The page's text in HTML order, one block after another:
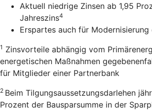
Aktuell niedrige Zinsen ab 1,95
Jahreszins4
Erspartes auch für Modernisierung
1 Zinsvorteile abhängig vom
energetischen Maßnahmen
für Mitglieder einer Partnerbank
2 Beim Tilgungsaussetzungsdarlehen
Prozent der Bausparsumme in der